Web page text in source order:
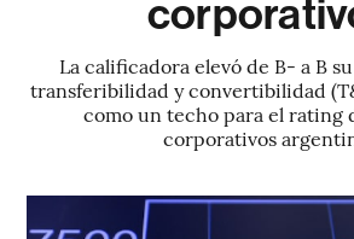
La calificadora elevó de B- a B
transferibilidad y convertibilidad
como un techo para el rating
corporativos